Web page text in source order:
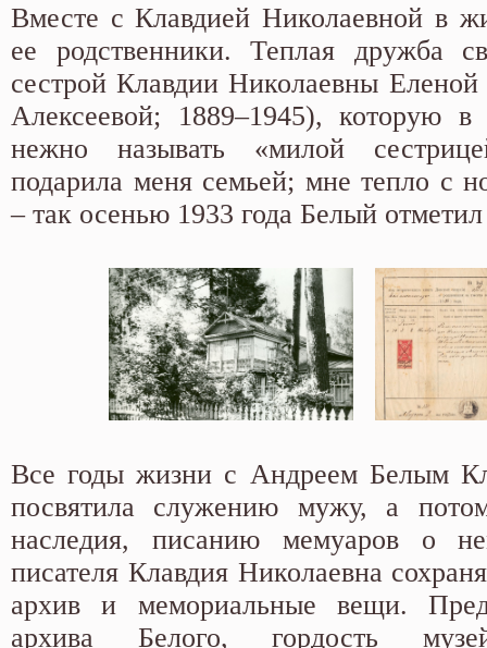
Вместе с Клавдией Николаевной в
ее родственники. Теплая дружба
сестрой Клавдии Николаевны
Алексеевой; 1889–1945), которую
нежно называть «милой
подарила меня семьей; мне тепло с
– так осенью 1933 года Белый
Все годы жизни с Андреем Белым
посвятила служению мужу, а
наследия, писанию мемуаров о
писателя Клавдия Николаевна
архив и мемориальные вещи.
архива Белого, гордость